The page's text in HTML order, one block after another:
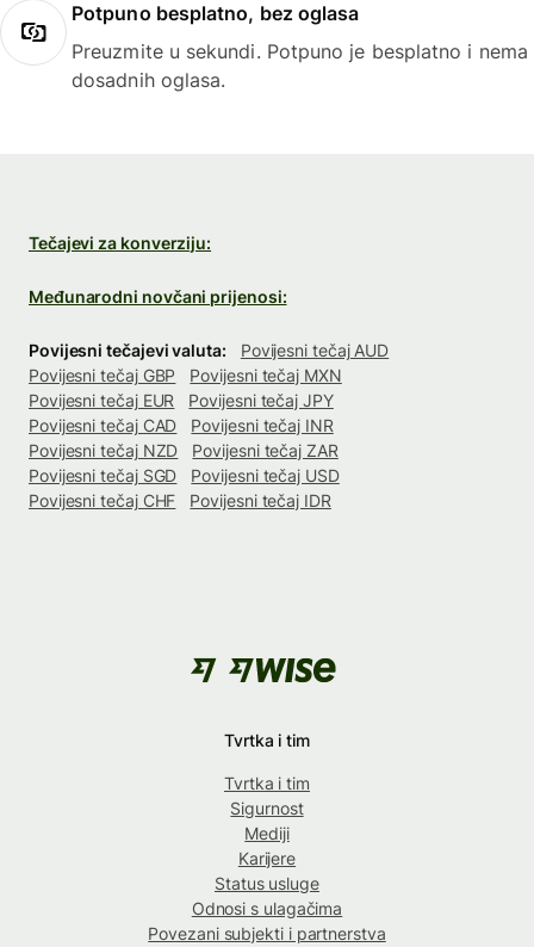
Potpuno besplatno, bez oglasa
Preuzmite u sekundi. Potpuno je besplatno i nema
dosadnih oglasa.
Tečajevi za konverziju:
Međunarodni novčani prijenosi:
Povijesni tečajevi valuta:
Povijesni tečaj AUD
Povijesni tečaj GBP
Povijesni tečaj MXN
Povijesni tečaj EUR
Povijesni tečaj JPY
Povijesni tečaj CAD
Povijesni tečaj INR
Povijesni tečaj NZD
Povijesni tečaj ZAR
Povijesni tečaj SGD
Povijesni tečaj USD
Povijesni tečaj CHF
Povijesni tečaj IDR
Tvrtka i tim
Tvrtka i tim
Sigurnost
Mediji
Karijere
Status usluge
Odnosi s ulagačima
Povezani subjekti i partnerstva